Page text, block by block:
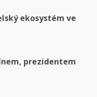
ekosystém ve
prezidentem